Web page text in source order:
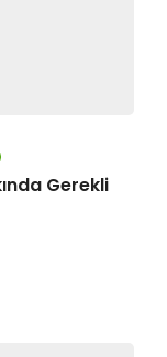
Gerekli